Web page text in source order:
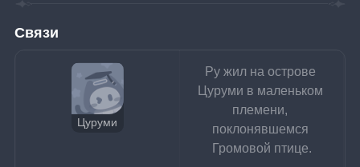
Связи
Цуруми
Ру жил на острове
Цуруми в маленьком
племени,
поклонявшемся
Громовой птице.